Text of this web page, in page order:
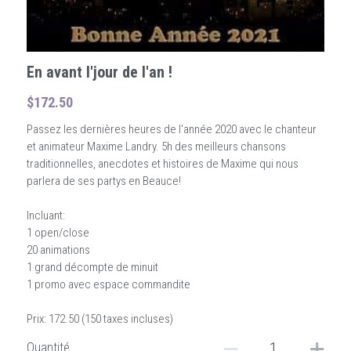
En avant l'jour de l'an !
$172.50
Passez les dernières heures de l'année 2020 avec le chanteur
et animateur Maxime Landry. 5h des meilleurs chansons
traditionnelles, anecdotes et histoires de Maxime qui nous
parlera de ses partys en Beauce!
Incluant:
1 open/close
20 animations
1 grand décompte de minuit
1 promo avec espace commandite
Prix: 172.50 (150 taxes incluses)
Quantité